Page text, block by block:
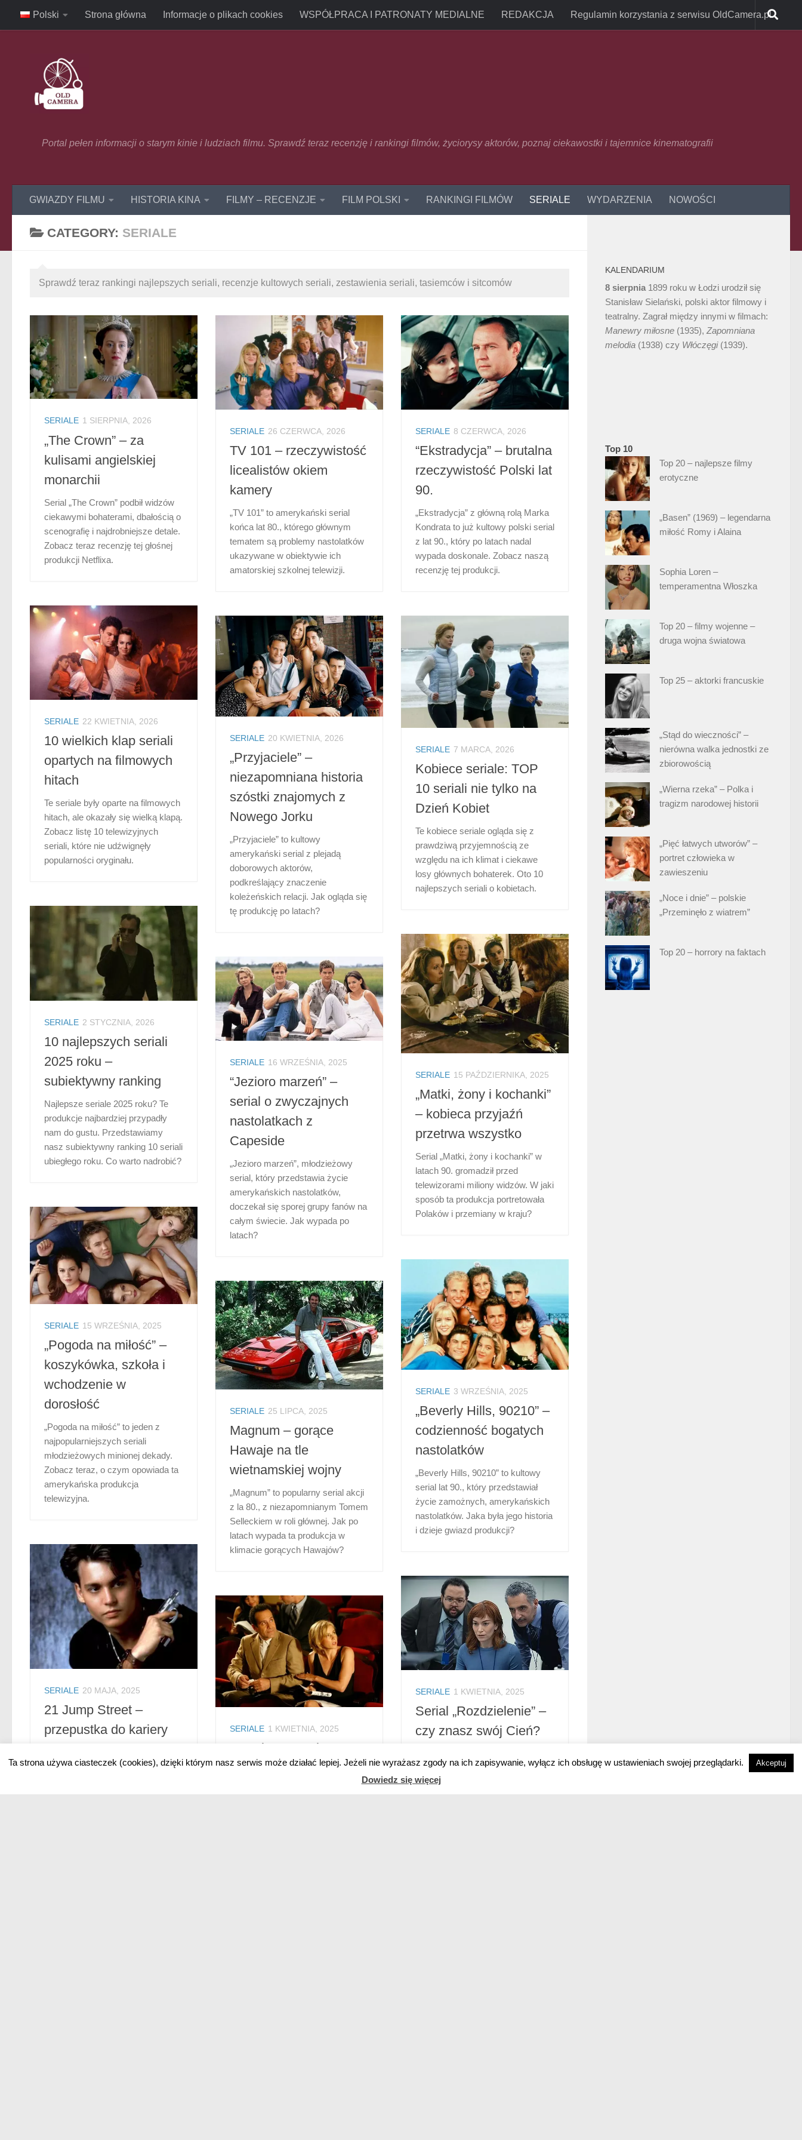
Skip to content
Polski Strona główna Informacje o plikach cookies WSPÓŁPRACA I PATRONATY MEDIALNE REDAKCJA Regulamin korzystania z serwisu OldCamera.pl
Portal pełen informacji o starym kinie i ludziach filmu. Sprawdź teraz recenzję i rankingi filmów, życiorysy aktorów, poznaj ciekawostki i tajemnice kinematografii
GWIAZDY FILMU HISTORIA KINA FILMY – RECENZJE FILM POLSKI RANKINGI FILMÓW SERIALE WYDARZENIA NOWOŚCI
CATEGORY: SERIALE
Sprawdź teraz rankingi najlepszych seriali, recenzje kultowych seriali, zestawienia seriali, tasiemców i sitcomów
SERIALE 1 SIERPNIA, 2026
„The Crown” – za
kulisami angielskiej
monarchii
Serial „The Crown” podbił widzów
ciekawymi bohaterami, dbałością o
scenografię i najdrobniejsze detale.
Zobacz teraz recenzję tej głośnej
produkcji Netflixa.
SERIALE 26 CZERWCA, 2026
TV 101 – rzeczywistość
licealistów okiem
kamery
„TV 101” to amerykański serial
końca lat 80., którego głównym
tematem są problemy nastolatków
ukazywane w obiektywie ich
amatorskiej szkolnej telewizji.
SERIALE 8 CZERWCA, 2026
“Ekstradycja” – brutalna
rzeczywistość Polski lat
90.
„Ekstradycja” z główną rolą Marka
Kondrata to już kultowy polski serial
z lat 90., który po latach nadal
wypada doskonale. Zobacz naszą
recenzję tej produkcji.
SERIALE 22 KWIETNIA, 2026
10 wielkich klap seriali
opartych na filmowych
hitach
Te seriale były oparte na filmowych
hitach, ale okazały się wielką klapą.
Zobacz listę 10 telewizyjnych
seriali, które nie udźwignęły
popularności oryginału.
SERIALE 20 KWIETNIA, 2026
„Przyjaciele” –
niezapomniana historia
szóstki znajomych z
Nowego Jorku
„Przyjaciele” to kultowy
amerykański serial z plejadą
doborowych aktorów,
podkreślający znaczenie
koleżeńskich relacji. Jak ogląda się
tę produkcję po latach?
SERIALE 7 MARCA, 2026
Kobiece seriale: TOP
10 seriali nie tylko na
Dzień Kobiet
Te kobiece seriale ogląda się z
prawdziwą przyjemnością ze
względu na ich klimat i ciekawe
losy głównych bohaterek. Oto 10
najlepszych seriali o kobietach.
SERIALE 2 STYCZNIA, 2026
10 najlepszych seriali
2025 roku –
subiektywny ranking
Najlepsze seriale 2025 roku? Te
produkcje najbardziej przypadły
nam do gustu. Przedstawiamy
nasz subiektywny ranking 10 seriali
ubiegłego roku. Co warto nadrobić?
SERIALE 15 PAŹDZIERNIKA, 2025
„Matki, żony i kochanki”
– kobieca przyjaźń
przetrwa wszystko
Serial „Matki, żony i kochanki” w
latach 90. gromadził przed
telewizorami miliony widzów. W jaki
sposób ta produkcja portretowała
Polaków i przemiany w kraju?
SERIALE 16 WRZEŚNIA, 2025
“Jezioro marzeń” –
serial o zwyczajnych
nastolatkach z
Capeside
„Jezioro marzeń”, młodzieżowy
serial, który przedstawia życie
amerykańskich nastolatków,
doczekał się sporej grupy fanów na
całym świecie. Jak wypada po
latach?
SERIALE 15 WRZEŚNIA, 2025
„Pogoda na miłość” –
koszykówka, szkoła i
wchodzenie w
dorosłość
„Pogoda na miłość” to jeden z
najpopularniejszych seriali
młodzieżowych minionej dekady.
Zobacz teraz, o czym opowiada ta
amerykańska produkcja
telewizyjna.
SERIALE 3 WRZEŚNIA, 2025
„Beverly Hills, 90210” –
codzienność bogatych
nastolatków
„Beverly Hills, 90210” to kultowy
serial lat 90., który przedstawiał
życie zamożnych, amerykańskich
nastolatków. Jaka była jego historia
i dzieje gwiazd produkcji?
SERIALE 25 LIPCA, 2025
Magnum – gorące
Hawaje na tle
wietnamskiej wojny
„Magnum” to popularny serial akcji
z la 80., z niezapomnianym Tomem
Selleckiem w roli głównej. Jak po
latach wypada ta produkcja w
klimacie gorących Hawajów?
SERIALE 20 MAJA, 2025
21 Jump Street –
przepustka do kariery
SERIALE 1 KWIETNIA, 2025
Serial „Rozdzielenie” –
czy znasz swój Cień?
Serial „Rozdzielenie” nie tylko
SERIALE 1 KWIETNIA, 2025
„Detektyw Monk” –
lękliwy neurotyk kontra
KALENDARIUM
8 sierpnia 1899 roku w Łodzi urodził się
Stanisław Sielański, polski aktor filmowy i
teatralny. Zagrał między innymi w filmach:
Manewry miłosne (1935), Zapomniana
melodia (1938) czy Włóczęgi(1939).
Top 10
Top 20 – najlepsze filmy
erotyczne
„Basen” (1969) – legendarna
miłość Romy i Alaina
Sophia Loren –
temperamentna Włoszka
Top 20 – filmy wojenne –
druga wojna światowa
Top 25 – aktorki francuskie
„Stąd do wieczności” –
nierówna walka jednostki ze
zbiorowością
„Wierna rzeka” – Polka i
tragizm narodowej historii
„Pięć łatwych utworów” –
portret człowieka w
zawieszeniu
„Noce i dnie” – polskie
„Przeminęło z wiatrem”
Top 20 – horrory na faktach
Ta strona używa ciasteczek (cookies), dzięki którym nasz serwis może działać lepiej. Jeżeli nie wyrażasz zgody na ich zapisywanie, wyłącz ich obsługę w ustawieniach swojej przeglądarki. Akceptuj
Dowiedz się więcej